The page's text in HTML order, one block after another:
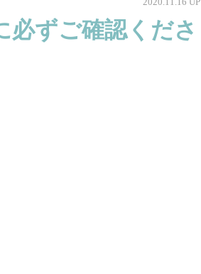
ずご確認くださ